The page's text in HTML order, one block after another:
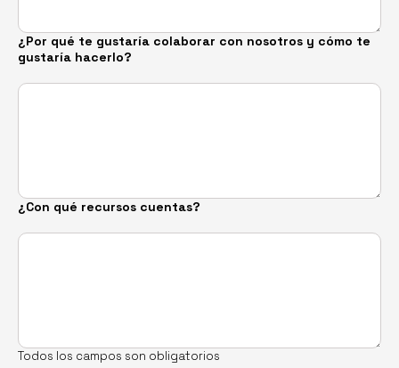
¿Por qué te gustaría colaborar con nosotros y cómo te
gustaría hacerlo?
¿Con qué recursos cuentas?
Todos los campos son obligatorios